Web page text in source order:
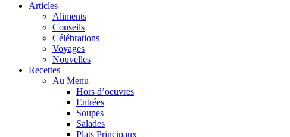
Articles
Aliments
Conseils
Célébrations
Voyages
Nouvelles
Recettes
Au Menu
Hors d’oeuvres
Entrées
Soupes
Salades
Plats Principaux